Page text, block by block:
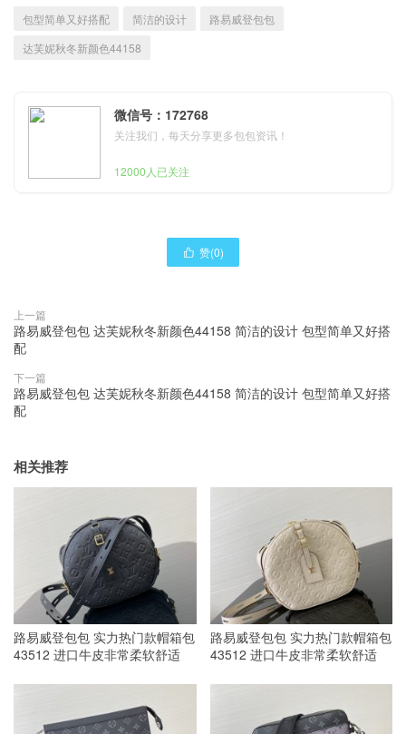
包型简单又好搭配 简洁的设计
路易威登包包
达芙妮秋冬新颜色44158
微信号：172768
关注我们，每天分享更多包包资讯！
12000人已关注
 赞(0)
上一篇
路易威登包包 达芙妮秋冬新颜色44158 简洁的设计 包型简单又好搭
配
下一篇
路易威登包包 达芙妮秋冬新颜色44158 简洁的设计 包型简单又好搭
配
相关推荐
路易威登包包 实力热门款帽箱包
43512 进口牛皮非常柔软舒适
路易威登包包 实力热门款帽箱包
43512 进口牛皮非常柔软舒适